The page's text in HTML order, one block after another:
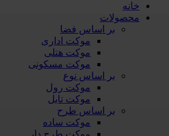
خانه
محصولات
بر اساس فضا
موکت اداری
موکت هتلی
موکت مسکونی
بر اساس نوع
موکت رول
موکت تایل
بر اساس طرح
موکت ساده
موکت طرح دار